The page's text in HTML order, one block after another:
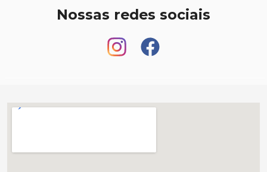
Nossas redes sociais